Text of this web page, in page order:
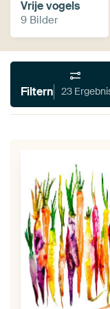
Vrije vogels
9 Bilder
Filtern 23